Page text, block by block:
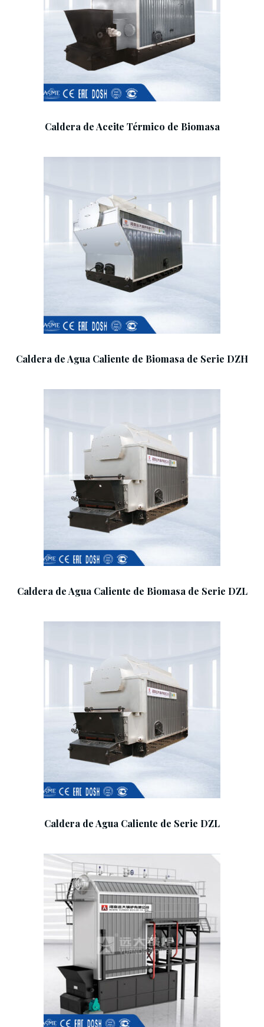
Caldera de Aceite Térmico de Biomasa
Caldera de Agua Caliente de Biomasa de Serie DZH
Caldera de Agua Caliente de Biomasa de Serie DZL
Caldera de Agua Caliente de Serie DZL